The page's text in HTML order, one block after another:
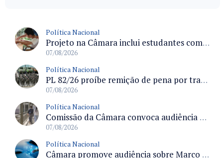
Política Nacional
Projeto na Câmara inclui estudantes com deficiência no regime escolar especial da LDB e estabelece critérios para frequência
07/08/2026
Política Nacional
PL 82/26 proíbe remição de pena por trabalho em funções militares para condenados por crimes contra o Estado Democrático de Direito
07/08/2026
Política Nacional
Comissão da Câmara convoca audiência para discutir misoginia nas escolas e universidades após divulgação de listas misóginas
07/08/2026
Política Nacional
Câmara promove audiência sobre Marco de Fomento à Economia Digital e impactos da inteligência artificial